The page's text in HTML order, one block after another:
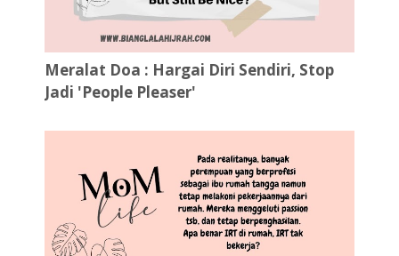
Meralat Doa : Hargai Diri Sendiri, Stop
Jadi 'People Pleaser'